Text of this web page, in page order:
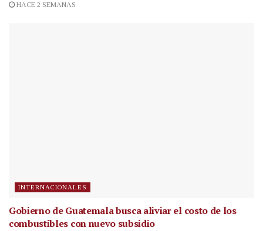
HACE 2 SEMANAS
INTERNACIONALES
Gobierno de Guatemala busca aliviar el costo de los
combustibles con nuevo subsidio